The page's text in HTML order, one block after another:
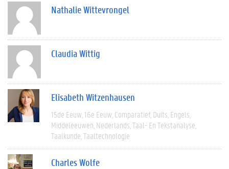
Nathalie Wittevrongel
Claudia Wittig
Elisabeth Witzenhausen
15de Eeuw 16e Eeuw Comparatief Duits Engels
Middeleeuwen Nederlands Taal- En Tekstanalyse
Taalkunde Taaltechnologie
Charles Wolfe